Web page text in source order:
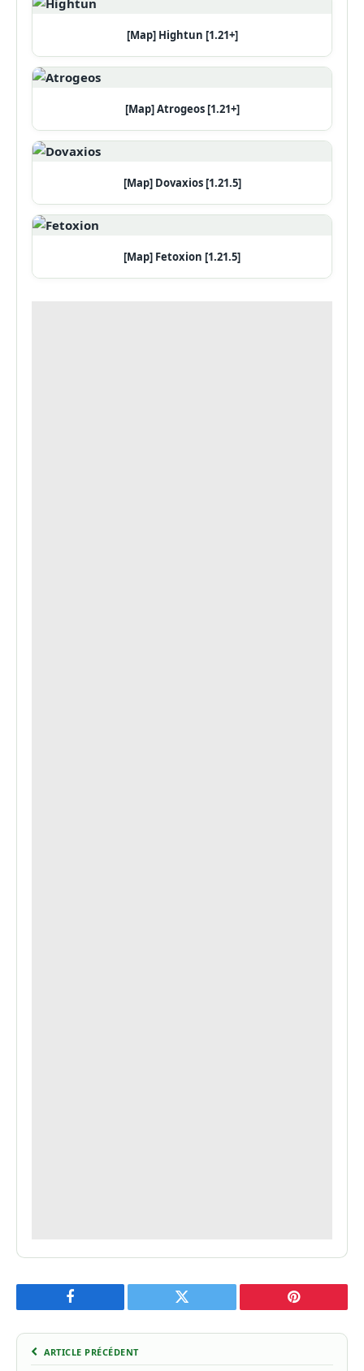
[Map] Hightun [1.21+]
[Map] Atrogeos [1.21+]
[Map] Dovaxios [1.21.5]
[Map] Fetoxion [1.21.5]
Facebook Twitter Pinterest
ARTICLE PRÉCÉDENT